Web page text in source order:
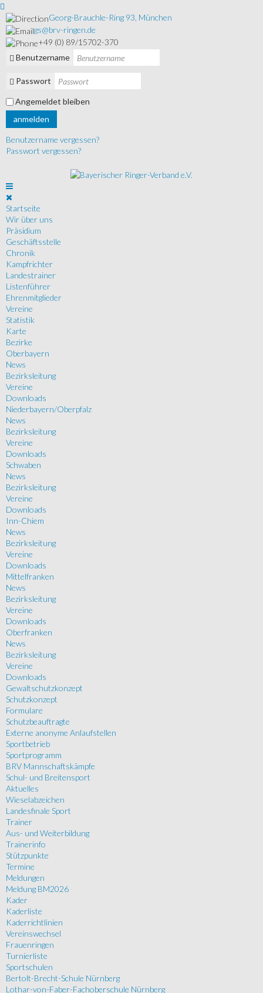
Georg-Brauchle-Ring 93, München
gs@brv-ringen.de
+49 (0) 89/15702-370
Benutzername
Passwort
Angemeldet bleiben
anmelden
Benutzername vergessen?
Passwort vergessen?
Startseite
Wir über uns
Präsidium
Geschäftsstelle
Chronik
Kampfrichter
Landestrainer
Listenführer
Ehrenmitglieder
Vereine
Statistik
Karte
Bezirke
Oberbayern
News
Bezirksleitung
Vereine
Downloads
Niederbayern/Oberpfalz
News
Bezirksleitung
Vereine
Downloads
Schwaben
News
Bezirksleitung
Vereine
Downloads
Inn-Chiem
News
Bezirksleitung
Vereine
Downloads
Mittelfranken
News
Bezirksleitung
Vereine
Downloads
Oberfranken
News
Bezirksleitung
Vereine
Downloads
Gewaltschutzkonzept
Schutzkonzept
Formulare
Schutzbeauftragte
Externe anonyme Anlaufstellen
Sportbetrieb
Sportprogramm
BRV Mannschaftskämpfe
Schul- und Breitensport
Aktuelles
Wieselabzeichen
Landesfinale Sport
Trainer
Aus- und Weiterbildung
Trainerinfo
Stützpunkte
Termine
Meldungen
Meldung BM2026
Kader
Kaderliste
Kaderrichtlinien
Vereinswechsel
Frauenringen
Turnierliste
Sportschulen
Bertolt-Brecht-Schule Nürnberg
Lothar-von-Faber-Fachoberschule Nürnberg